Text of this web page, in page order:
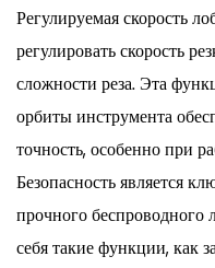
Регулируемая скорость
регулировать скорость
сложности реза. Эта
орбиты инструмента
точность, особенно при
Безопасность является
прочного беспроводного
себя такие функции, как